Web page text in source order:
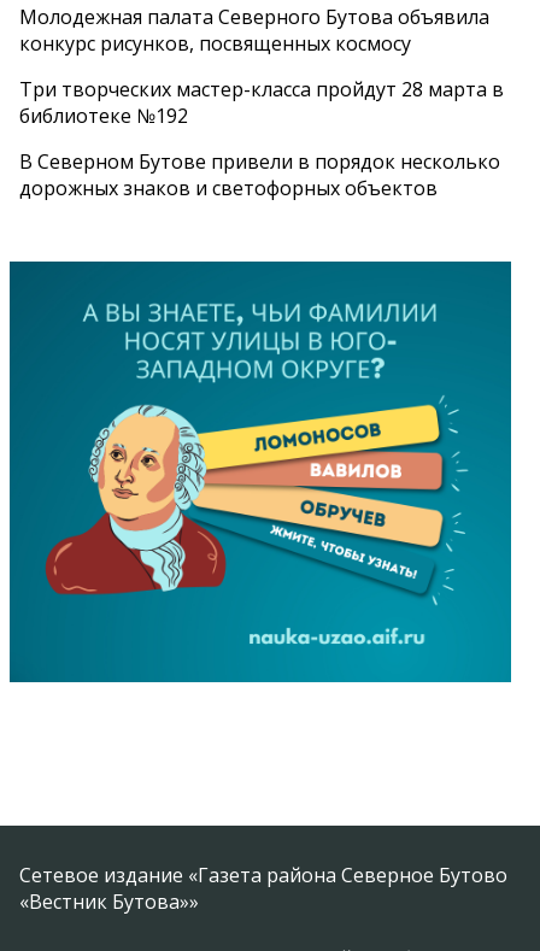
Молодежная палата Северного Бутова объявила
конкурс рисунков, посвященных космосу
Три творческих мастер-класса пройдут 28 марта в
библиотеке №192
В Северном Бутове привели в порядок несколько
дорожных знаков и светофорных объектов
Сетевое издание «Газета района Северное Бутово
«Вестник Бутова»»